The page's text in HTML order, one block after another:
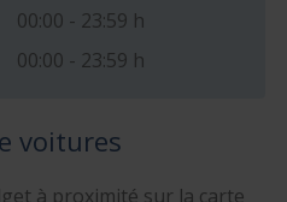
00:00 - 23:59 h
00:00 - 23:59 h
voitures
à proximité sur la carte